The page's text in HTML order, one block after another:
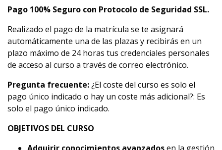
Pago 100% Seguro con Protocolo de Seguridad SSL.
Realizado el pago de la matrícula se te asignará
automáticamente una de las plazas y recibirás en un
plazo máximo de 24 horas tus credenciales personales
de acceso al curso a través de correo electrónico.
Pregunta frecuente:¿El coste del curso es solo el
pago único indicado o hay un coste más adicional?: Es
solo el pago único indicado.
OBJETIVOS DEL CURSO